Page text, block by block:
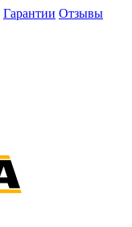
Гарантии Отзывы